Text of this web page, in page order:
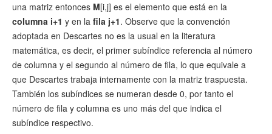
Créditos
una matriz entonces M[i,j] es el elemento que está en la
columna i+1 y en la fila j+1. Observe que la convención
adoptada en Descartes no es la usual en la literatura
matemática, es decir, el primer subíndice referencia al número
de columna y el segundo al número de fila, lo que equivale a
que Descartes trabaja internamente con la matriz traspuesta.
También los subíndices se numeran desde 0, por tanto el
número de fila y columna es uno más del que indica el
subíndice respectivo.